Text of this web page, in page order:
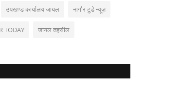
उपखण्ड कार्यालय जायल नागौर टुडे न्यूज़
TODAY जायल तहसील